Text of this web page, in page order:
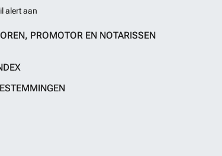
alert aan
PROMOTOR EN NOTARISSEN